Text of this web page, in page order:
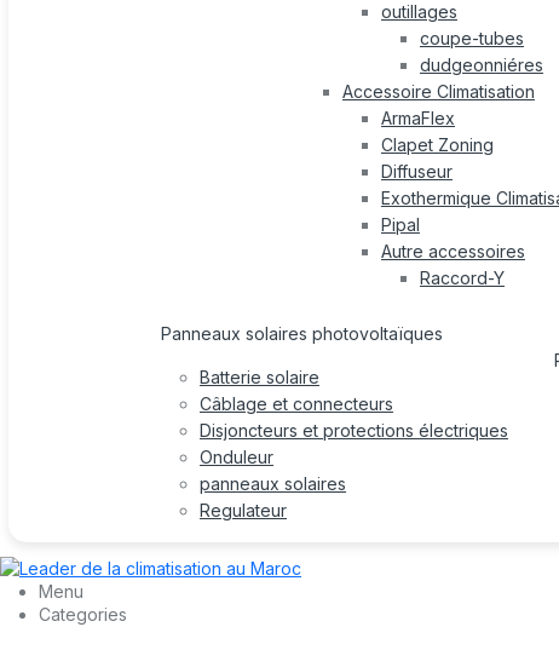
outillages
coupe-tubes
dudgeonniéres
Accessoire Climatisation
ArmaFlex
Clapet Zoning
Diffuseur
Exothermique
Pipal
Autre accessoires
Raccord-Y
Panneaux solaires photovoltaïques
Batterie solaire
Câblage et connecteurs
Disjoncteurs et protections électriques
Onduleur
panneaux solaires
Regulateur
Menu
Categories